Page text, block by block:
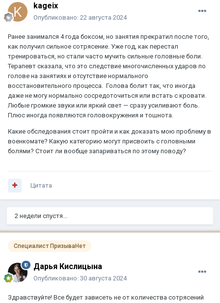
kageix
Опубликовано: 22 августа 2024
Ранее занимался 4 года боксом, но занятия прекратил после того,
как получил сильное сотрясение. Уже год, как перестал
тренироваться, но стали часто мучить сильные головные боли.
Терапевт сказала, что это следствие многочисленных ударов по
голове на занятиях и отсутствие нормального
восстановительного процесса. Голова болит так, что иногда
даже не могу нормально сосредоточиться или встать с кровати.
Любые громкие звуки или яркий свет — сразу усиливают боль.
Плюс иногда появляются головокружения и тошнота.
Какие обследования стоит пройти и как доказать мою проблему в
военкомате? Какую категорию могут присвоить с головными
болями? Стоит ли вообще запариваться по этому поводу?
Цитата
2 недели спустя...
Специалист ПризываНет
Дарья Кислицына
Опубликовано: 30 августа 2024
Здравствуйте! Все будет зависеть не от количества сотрясений